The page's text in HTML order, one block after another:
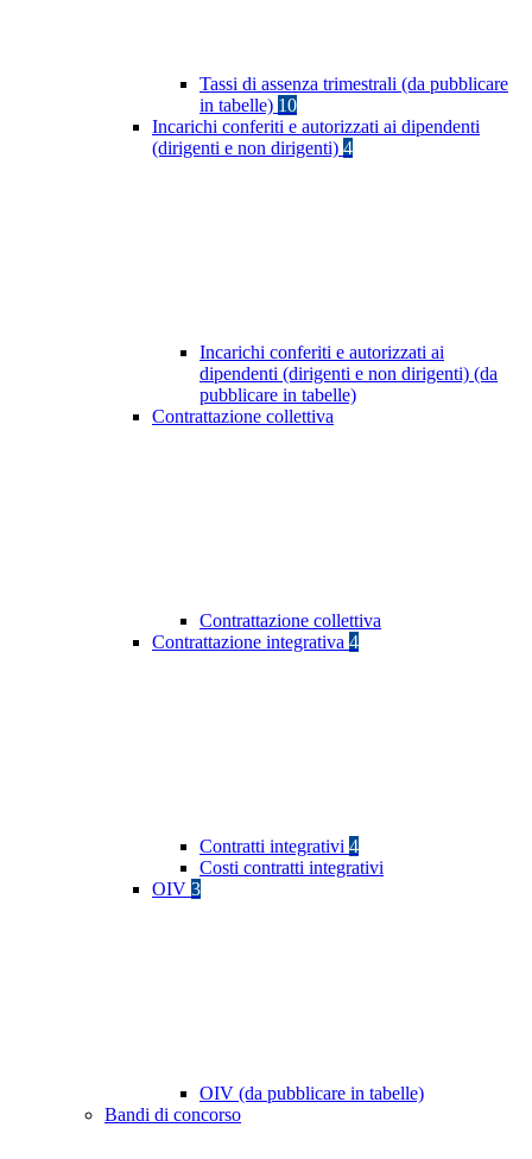
Tassi di assenza trimestrali (da pubblicare
in tabelle) 10
Incarichi conferiti e autorizzati ai dipendenti
(dirigenti e non dirigenti) 4
Incarichi conferiti e autorizzati ai
dipendenti (dirigenti e non dirigenti) (da
pubblicare in tabelle)
Contrattazione collettiva
Contrattazione collettiva
Contrattazione integrativa 4
Contratti integrativi 4
Costi contratti integrativi
OIV 3
OIV (da pubblicare in tabelle)
Bandi di concorso